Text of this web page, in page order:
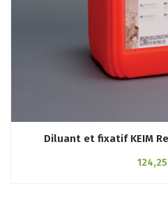
Diluant et fixatif KEIM